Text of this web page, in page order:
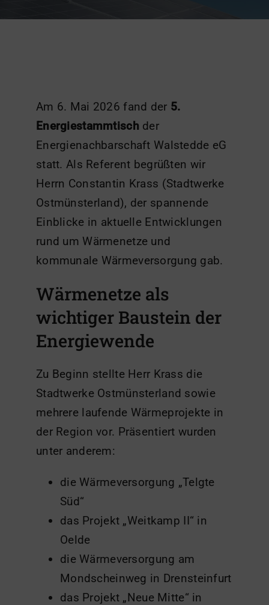
Am 6. Mai 2026 fand der 5.
Energiestammtisch der
Energienachbarschaft Walstedde eG
statt. Als Referent begrüßten wir
Herrn Constantin Krass (Stadtwerke
Ostmünsterland), der spannende
Einblicke in aktuelle Entwicklungen
rund um Wärmenetze und
kommunale Wärmeversorgung gab.
Wärmenetze als
wichtiger Baustein der
Energiewende
Zu Beginn stellte Herr Krass die
Stadtwerke Ostmünsterland sowie
mehrere laufende Wärmeprojekte in
der Region vor. Präsentiert wurden
unter anderem:
die Wärmeversorgung „Telgte
Süd“
das Projekt „Weitkamp II“ in
Oelde
die Wärmeversorgung am
Mondscheinweg in Drensteinfurt
das Projekt „Neue Mitte“ in